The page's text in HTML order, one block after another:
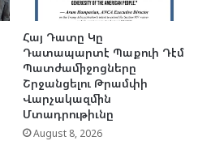
Հայ Դատը Կը
Դատապարտէ Պաքուի Դէմ
Պատժամիջոցները
Շրջանցելու Թրամփի
Վարչակազմին
Մտադրութիւնը
August 8, 2026